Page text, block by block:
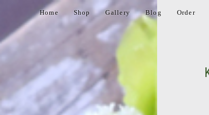
Home Shop Gallery Blog Order